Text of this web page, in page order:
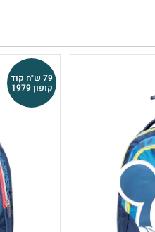
79 ש"ח קוד
קופון 1979